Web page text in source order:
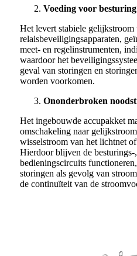
Voeding voor
Het levert stabiele
relaisbeveiligingsapparaten,
meet- en regelinstrumenten,
waardoor het
geval van storingen en
worden voorkomen.
Ononderbroken
Het ingebouwde accupakket
omschakeling naar
wisselstroom van het lichtnet
Hierdoor blijven de
bedieningscircuits
storingen als gevolg van
de continuïteit van de